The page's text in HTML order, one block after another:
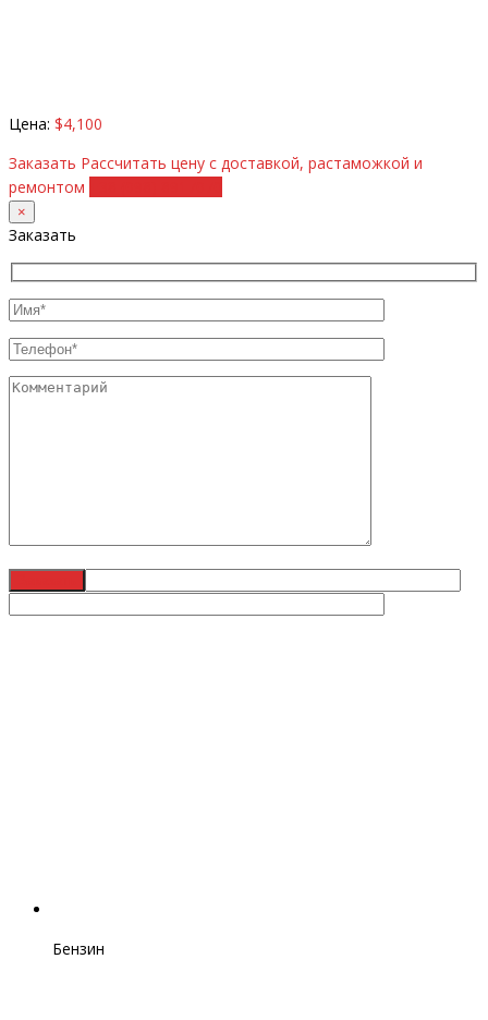
Цена: $4,100
Заказать Рассчитать цену с доставкой, растаможкой и
ремонтом
×
Заказать
Бензин